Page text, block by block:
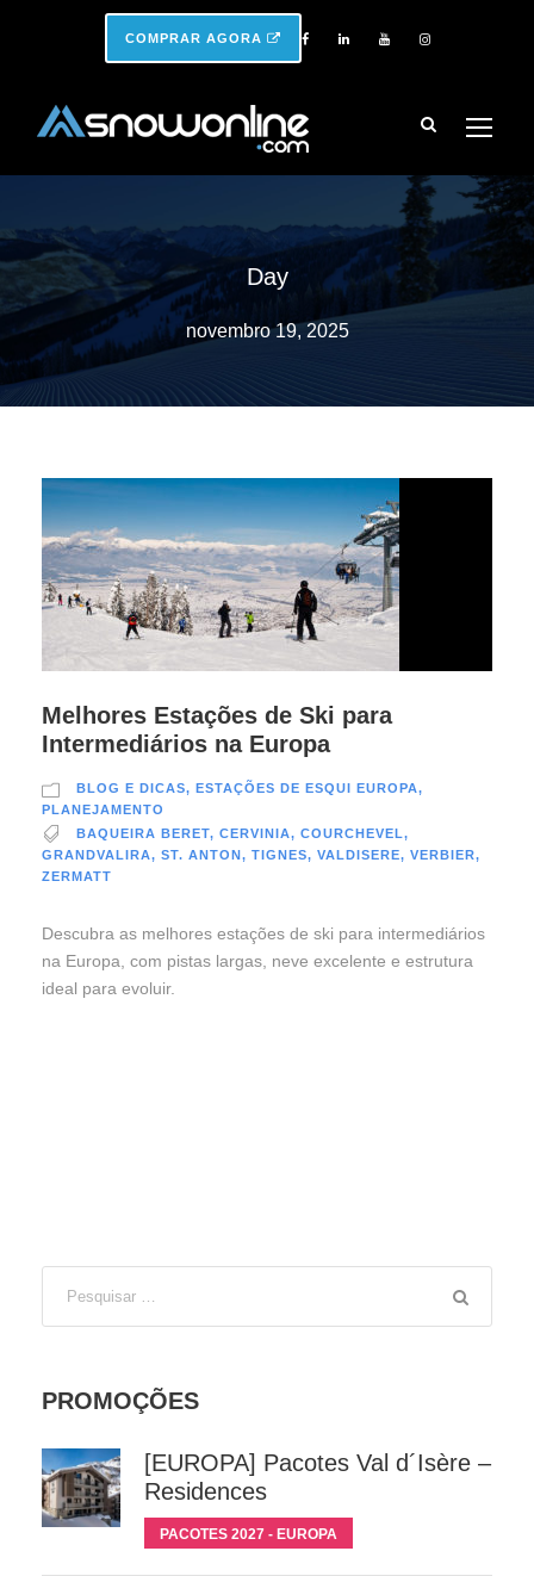
COMPRAR AGORA
Day
novembro 19, 2025
Melhores Estações de Ski para
Intermediários na Europa
BLOG E DICAS, ESTAÇÕES DE ESQUI EUROPA,
PLANEJAMENTO
BAQUEIRA BERET, CERVINIA, COURCHEVEL,
GRANDVALIRA, ST. ANTON, TIGNES, VALDISERE, VERBIER,
ZERMATT
Descubra as melhores estações de ski para intermediários
na Europa, com pistas largas, neve excelente e estrutura
ideal para evoluir.
PROMOÇÕES
[EUROPA] Pacotes Val d´Isère –
Residences
PACOTES 2027 - EUROPA